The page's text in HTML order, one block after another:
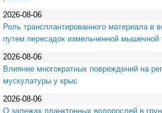
2026-08-06
Роль трансплантированного материала
путем пересадок измельченной мышечной
2026-08-06
Влияние многократных повреждений на
мускулатуры у крыс
2026-08-06
О залежах планктонных водорослей в